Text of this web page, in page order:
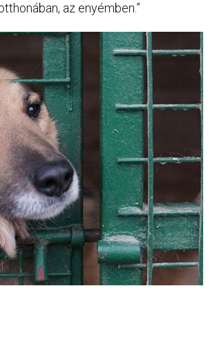
az enyémben.”